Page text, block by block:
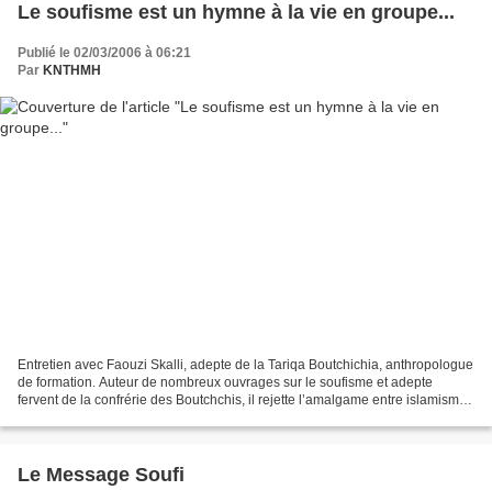
Le soufisme est un hymne à la vie en groupe...
Publié le 02/03/2006 à 06:21
Par KNTHMH
Entretien avec Faouzi Skalli, adepte de la Tariqa Boutchichia, anthropologue
de formation. Auteur de nombreux ouvrages sur le soufisme et adepte
fervent de la confrérie des Boutchchis, il rejette l’amalgame entre islamisme
Le Message Soufi